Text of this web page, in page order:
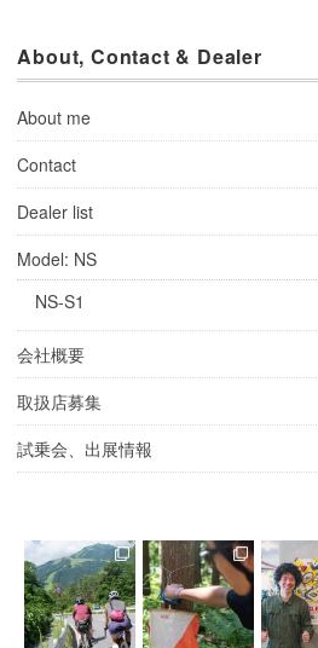
About, Contact & Dealer
About me
Contact
Dealer list
Model: NS
NS-S1
会社概要
取扱店募集
試乗会、出展情報